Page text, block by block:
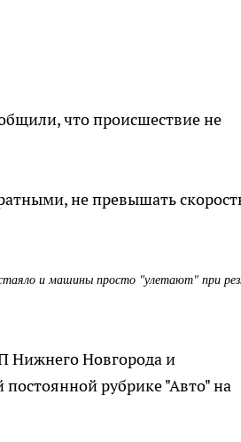
что происшествие не
не превышать
и машины просто "улетают" при
Нижнего Новгорода и
рубрике "Авто" на